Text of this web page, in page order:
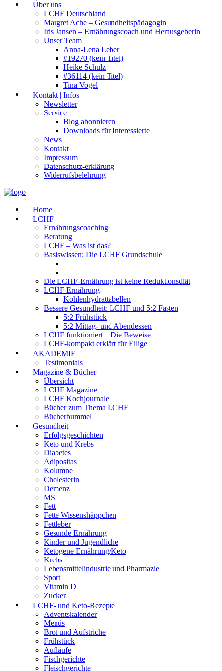
Über uns
LCHF Deutschland
Margret Ache – Gesundheitspädagogin
Iris Jansen – Ernährungscoach und Herausgeberin
Unser Team
Anna-Lena Leber
#19270 (kein Titel)
Heike Schulz
#36114 (kein Titel)
Tina Vogel
Kontakt | Infos
Newsletter
Service
Blog abonnieren
Downloads für Interessierte
News
Kontakt
Impressum
Datenschutz-erklärung
Widerrufsbelehrung
Home
LCHF
Ernährungscoaching
Beratung
LCHF – Was ist das?
Basiswissen: Die LCHF Grundschule
Die LCHF-Ernährung ist keine Reduktionsdiät
LCHF Ernährung
Kohlenhydrattabellen
Bessere Gesundheit: LCHF und 5:2 Fasten
5:2 Frühstück
5:2 Mittag- und Abendessen
LCHF funktioniert – Die Beweise
LCHF-kompakt erklärt für Eilige
AKADEMIE
Testimonials
Magazine & Bücher
Übersicht
LCHF Magazine
LCHF Kochjournale
Bücher zum Thema LCHF
Bücherbummel
Gesundheit
Erfolgsgeschichten
Keto und Krebs
Diabetes
Adipositas
Kolumne
Cholesterin
Demenz
MS
Fett
Fette Wissenshäppchen
Fettleber
Gesunde Ernährung
Kinder und Jugendliche
Ketogene Ernährung/Keto
Krebs
Lebensmittelindustrie und Pharmazie
Sport
Vitamin D
Zucker
LCHF- und Keto-Rezepte
Adventskalender
Menüs
Brot und Aufstriche
Frühstück
Aufläufe
Fischgerichte
Fleischgerichte